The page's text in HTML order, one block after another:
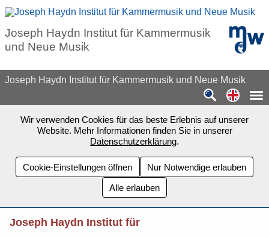
Joseph Haydn Institut für Kammermusik
und Neue Musik
mdw -
Joseph Haydn Institut für Kammermusik und Neue Musik
Wir verwenden Cookies für das beste Erlebnis auf unserer
Website. Mehr Informationen finden Sie in unserer
Datenschutzerklärung.
Cookie-Einstellungen öffnen
Nur Notwendige erlauben
Alle erlauben
Joseph Haydn Institut für